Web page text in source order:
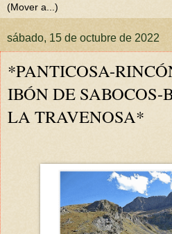
sábado, 15 de octubre de 2022
*PANTICOSA-
IBÓN DE SABOCOS-
LA TRAVENOSA*